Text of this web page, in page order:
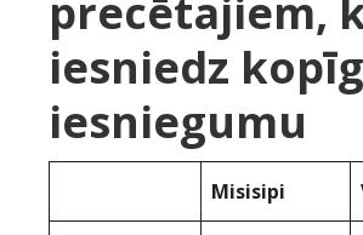
precētajiem,
iesniedz
iesniegumu
Misisipi